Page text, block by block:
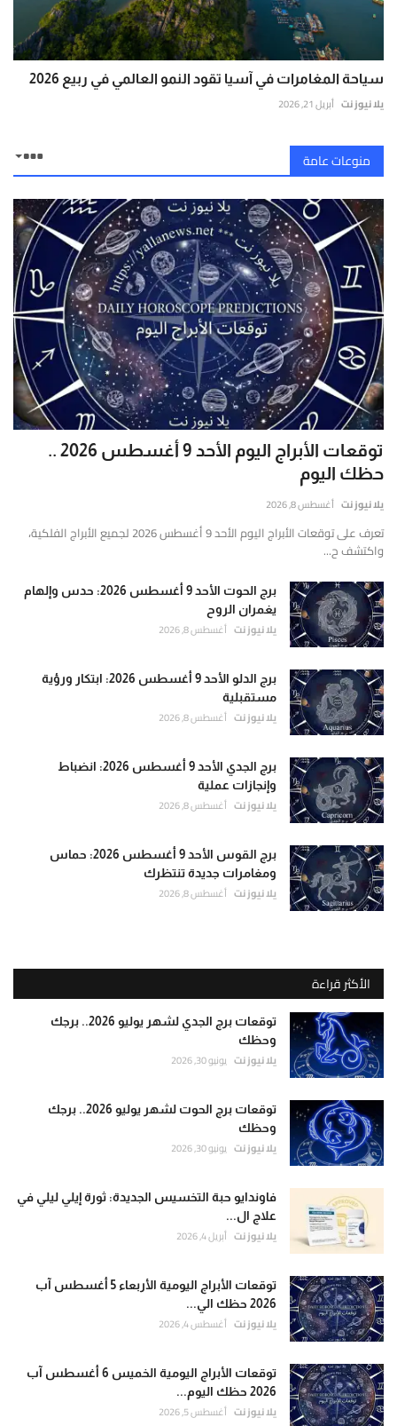
سياحة المغامرات في آسيا تقود النمو العالمي في ربيع 2026
يلا نيوز نت أبريل 21, 2026
منوعات عامة
توقعات الأبراج اليوم الأحد 9 أغسطس 2026 ..
حظك اليوم
يلا نيوز نت أغسطس 8, 2026
تعرف على توقعات الأبراج اليوم الأحد 9 أغسطس 2026 لجميع الأبراج الفلكية،
واكتشف ح...
برج الحوت الأحد 9 أغسطس 2026: حدس وإلهام
يغمران الروح
يلا نيوز نت أغسطس 8, 2026
برج الدلو الأحد 9 أغسطس 2026: ابتكار ورؤية
مستقبلية
يلا نيوز نت أغسطس 8, 2026
برج الجدي الأحد 9 أغسطس 2026: انضباط
وإنجازات عملية
يلا نيوز نت أغسطس 8, 2026
برج القوس الأحد 9 أغسطس 2026: حماس
ومغامرات جديدة تنتظرك
يلا نيوز نت أغسطس 8, 2026
الأكثر قراءة
توقعات برج الجدي لشهر يوليو 2026.. برجك
وحظك
يلا نيوز نت يونيو 30, 2026
توقعات برج الحوت لشهر يوليو 2026.. برجك
وحظك
يلا نيوز نت يونيو 30, 2026
فاوندايو حبة التخسيس الجديدة: ثورة إيلي ليلي في
علاج ال...
يلا نيوز نت أبريل 4, 2026
توقعات الأبراج اليومية الأربعاء 5 أغسطس آب
2026 حظك الي...
يلا نيوز نت أغسطس 4, 2026
توقعات الأبراج اليومية الخميس 6 أغسطس آب
2026 حظك اليوم...
يلا نيوز نت أغسطس 5, 2026